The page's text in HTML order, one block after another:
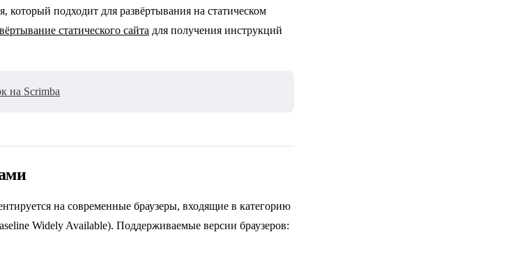
который подходит для развёртывания на статическом
статического сайта для получения инструкций
на Scrimba
на современные браузеры, входящие в категорию
Widely Available). Поддерживаемые версии браузеров: